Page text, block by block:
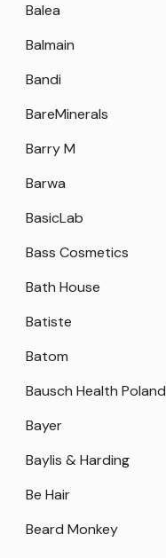
Balea
Balmain
Bandi
BareMinerals
Barry M
Barwa
BasicLab
Bass Cosmetics
Bath House
Batiste
Batom
Bausch Health Poland
Bayer
Baylis & Harding
Be Hair
Beard Monkey